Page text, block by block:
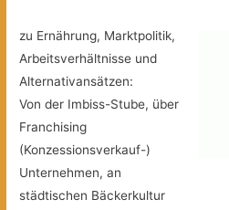
zu Ernährung, Marktpolitik,
Arbeitsverhältnisse und
Alternativansätzen:
Von der Imbiss-Stube, über
Franchising
(Konzessionsverkauf-)
Unternehmen, an
städtischen Bäckerkultur